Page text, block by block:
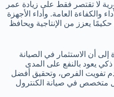
لا تقتصر فقط على زيادة عمر
والكفاءة العامة. وأداء الأجهزة
يعزز من الإنتاجية ويحافظ
أن الاستثمار في الصيانة
ذكي يعود بالنفع على المدى
تفويت الفرص، وتحقيق أفضل
متخصص في صيانة الكنترول